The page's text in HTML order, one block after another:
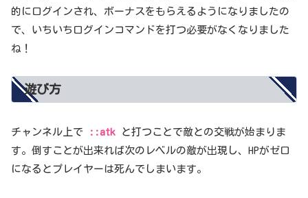
的にログインされ、ボーナスをもらえるようになりましたの
で、いちいちログインコマンドを打つ必要がなくなりました
ね！
遊び方
チャンネル上で ::atk と打つことで敵との交戦が始まりま
す。倒すことが出来れば次のレベルの敵が出現し、HPがゼロ
になるとプレイヤーは死んでしまいます。